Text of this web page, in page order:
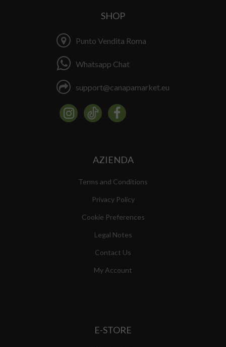
SHOP
Punto Vendita Roma
Whatsapp Chat
support@canapamarket.eu
AZIENDA
Terms and Conditions
Privacy Policy
Cookie Preferences
Legal Notes
Contact Us
My Account
E-STORE